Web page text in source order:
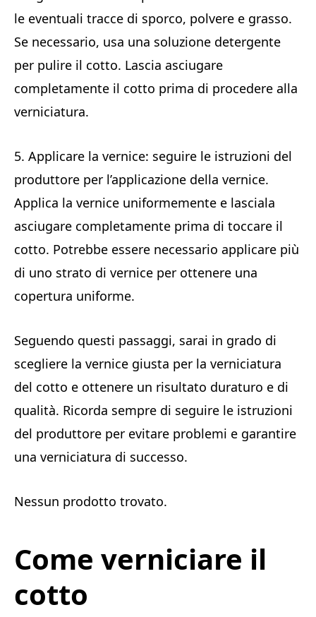
le eventuali tracce di sporco, polvere e grasso.
Se necessario, usa una soluzione detergente
per pulire il cotto. Lascia asciugare
completamente il cotto prima di procedere alla
verniciatura.
5. Applicare la vernice: seguire le istruzioni del
produttore per l’applicazione della vernice.
Applica la vernice uniformemente e lasciala
asciugare completamente prima di toccare il
cotto. Potrebbe essere necessario applicare più
di uno strato di vernice per ottenere una
copertura uniforme.
Seguendo questi passaggi, sarai in grado di
scegliere la vernice giusta per la verniciatura
del cotto e ottenere un risultato duraturo e di
qualità. Ricorda sempre di seguire le istruzioni
del produttore per evitare problemi e garantire
una verniciatura di successo.
Nessun prodotto trovato.
Come verniciare il
cotto